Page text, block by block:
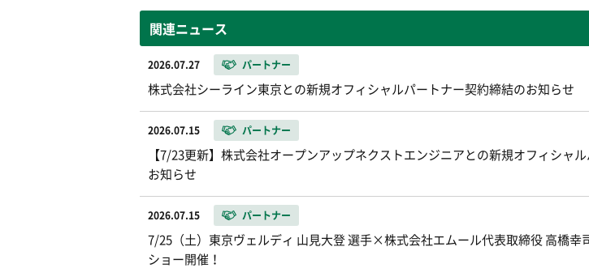
関連ニュース
2026.07.27 パートナー
株式会社シーライン東京との新規オフィシャルパートナー契約締結のお知らせ
2026.07.15 パートナー
【7/23更新】株式会社オープンアップネクストエンジニアとの新規オフィシャ
お知らせ
2026.07.15 パートナー
7/25（土）東京ヴェルディ 山見大登 選手×株式会社エムール代表取締役 高橋幸
ショー開催！